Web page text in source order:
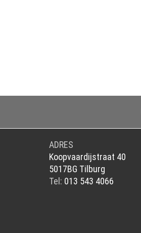
ADRES
Koopvaardijstraat 40
5017BG Tilburg
Tel: 013 543 4066